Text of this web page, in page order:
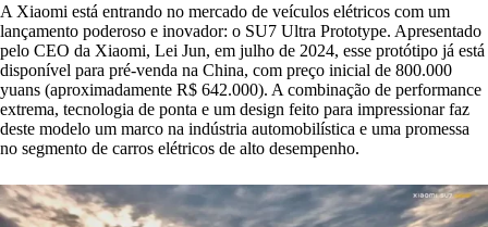
A Xiaomi está entrando no mercado de veículos elétricos com um
lançamento poderoso e inovador: o SU7 Ultra Prototype. Apresentado
pelo CEO da Xiaomi, Lei Jun, em julho de 2024, esse protótipo já está
disponível para pré-venda na China, com preço inicial de 800.000
yuans (aproximadamente R$ 642.000). A combinação de performance
extrema, tecnologia de ponta e um design feito para impressionar faz
deste modelo um marco na indústria automobilística e uma promessa
no segmento de carros elétricos de alto desempenho.